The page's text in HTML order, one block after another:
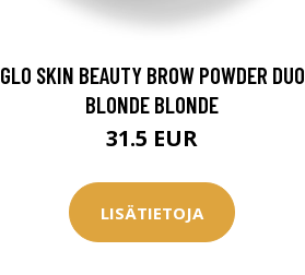
GLO SKIN BEAUTY BROW POWDER DUO
BLONDE BLONDE
31.5 EUR
LISÄTIETOJA